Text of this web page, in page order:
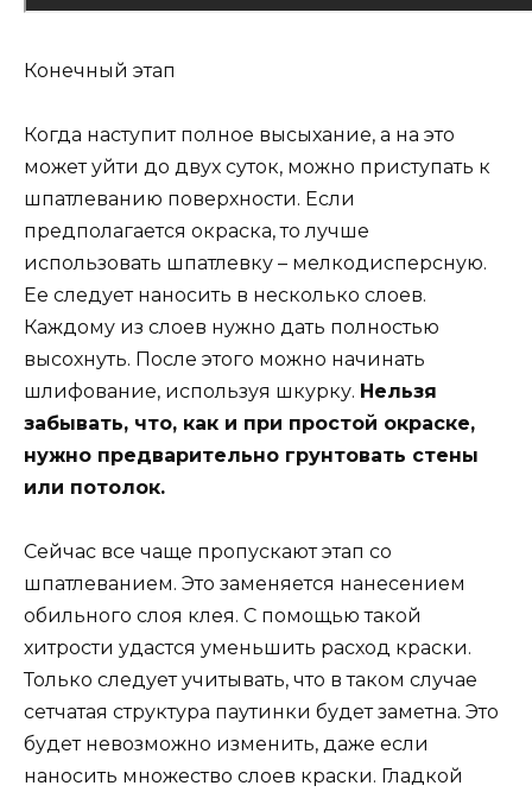
Конечный этап
Когда наступит полное высыхание, а на это
может уйти до двух суток, можно приступать к
шпатлеванию поверхности. Если
предполагается окраска, то лучше
использовать шпатлевку – мелкодисперсную.
Ее следует наносить в несколько слоев.
Каждому из слоев нужно дать полностью
высохнуть. После этого можно начинать
шлифование, используя шкурку. Нельзя
забывать, что, как и при простой окраске,
нужно предварительно грунтовать стены
или потолок.
Сейчас все чаще пропускают этап со
шпатлеванием. Это заменяется нанесением
обильного слоя клея. С помощью такой
хитрости удастся уменьшить расход краски.
Только следует учитывать, что в таком случае
сетчатая структура паутинки будет заметна. Это
будет невозможно изменить, даже если
наносить множество слоев краски. Гладкой